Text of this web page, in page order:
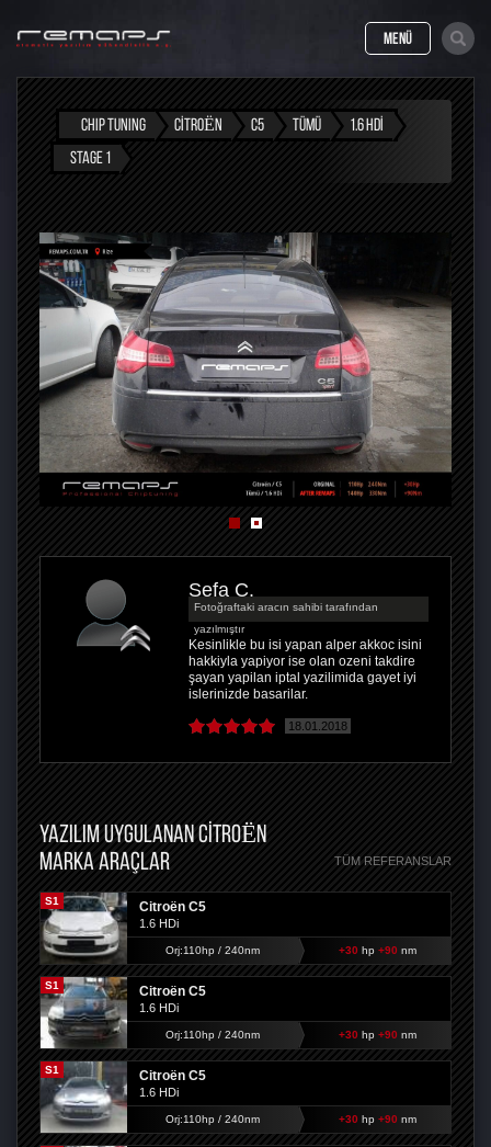
MENÜ
CHIP TUNING CITROËN C5 TÜMÜ
1.6 HDI
STAGE 1
Sefa C.
Fotoğraftaki aracın sahibi tarafından
yazılmıştır
Kesinlikle bu isi yapan alper akkoc isini
hakkiyla yapiyor ise olan ozeni takdire
şayan yapilan iptal yazilimida gayet iyi
islerinizde basarilar.
18.01.2018
YAZILIM UYGULANAN CITROËN
MARKA ARAÇLAR
TÜM REFERANSLAR
S1 Citroën C5
1.6 HDi
Orj:110hp / 240nm +30 hp +90 nm
S1 Citroën C5
1.6 HDi
Orj:110hp / 240nm +30 hp +90 nm
S1 Citroën C5
1.6 HDi
Orj:110hp / 240nm +30 hp +90 nm